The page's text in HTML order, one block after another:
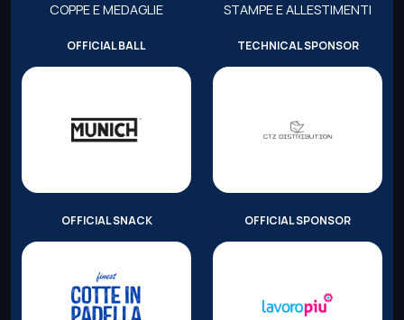
COPPE E MEDAGLIE STAMPE E ALLESTIMENTI
OFFICIAL BALL TECHNICAL SPONSOR
OFFICIAL SNACK OFFICIAL SPONSOR